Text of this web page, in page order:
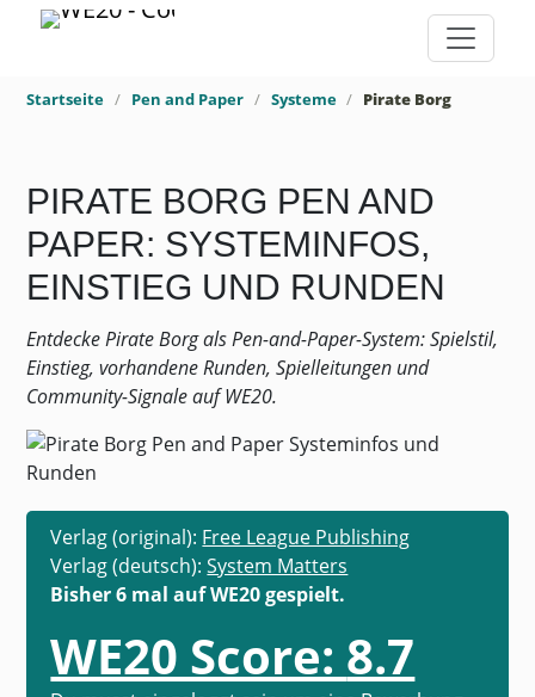
Startseite Pen and Paper Systeme Pirate Borg
PIRATE BORG PEN AND
PAPER: SYSTEMINFOS,
EINSTIEG UND RUNDEN
Entdecke Pirate Borg als Pen-and-Paper-System: Spielstil,
Einstieg, vorhandene Runden, Spielleitungen und
Community-Signale auf WE20.
Verlag (original): Free League Publishing
Verlag (deutsch):System Matters
Bisher 6 mal auf WE20 gespielt.
WE20 Score: 8.7